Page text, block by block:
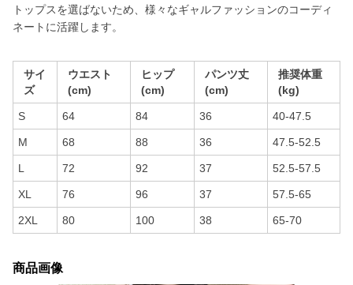
トップスを選ばないため、様々なギャルファッションのコーディ
ネートに活躍します。
サイ
ズ
ウエスト
(cm)
ヒップ
(cm)
パンツ丈
(cm)
推奨体重
(kg)
S 64 84 36 40-47.5
M 68 88 36 47.5-52.5
L 72 92 37 52.5-57.5
XL 76 96 37 57.5-65
2XL 80 100 38 65-70
商品画像